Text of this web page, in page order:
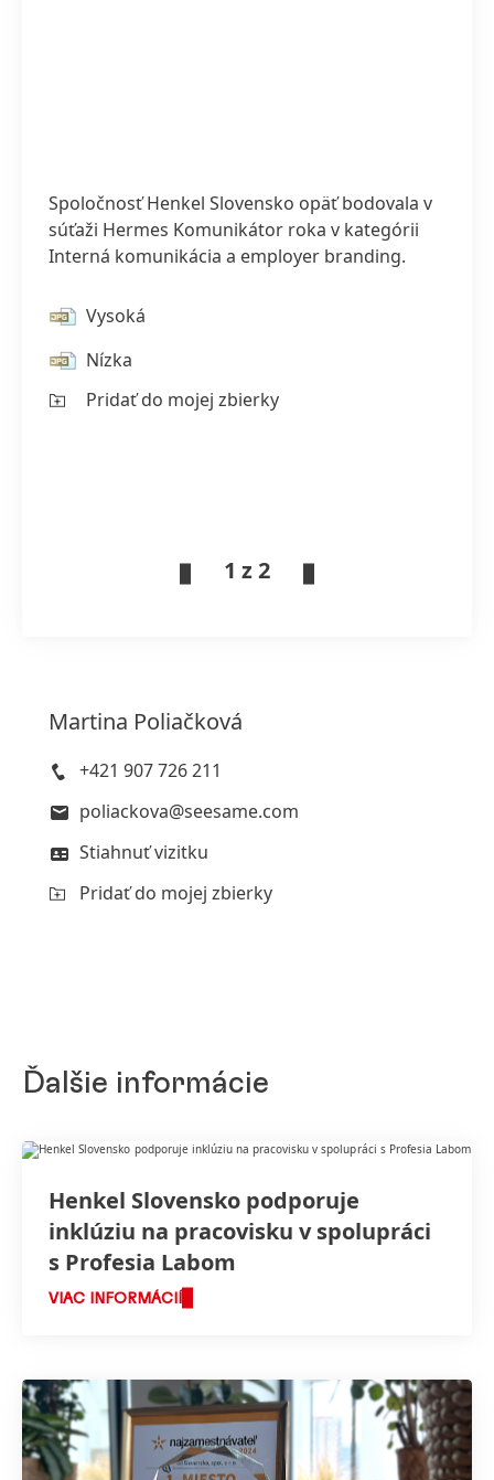
Spoločnosť Henkel Slovensko opäť bodovala v
súťaži Hermes Komunikátor roka v kategórii
Interná komunikácia a employer branding.
Vysoká
Nízka
Pridať do mojej zbierky
1 z 2
Martina Poliačková
+421 907 726 211
poliackova@seesame.com
Stiahnuť vizitku
Pridať do mojej zbierky
Ďalšie informácie
Henkel Slovensko podporuje
inklúziu na pracovisku v spolupráci
s Profesia Labom
VIAC INFORMÁCIÍ